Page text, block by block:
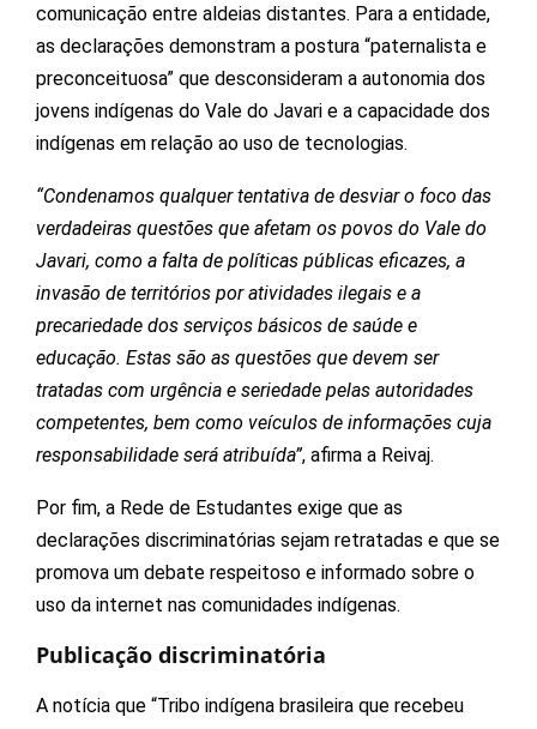
comunicação entre aldeias distantes. Para a entidade,
as declarações demonstram a postura “paternalista e
preconceituosa” que desconsideram a autonomia dos
jovens indígenas do Vale do Javari e a capacidade dos
indígenas em relação ao uso de tecnologias.
“Condenamos qualquer tentativa de desviar o foco das
verdadeiras questões que afetam os povos do Vale do
Javari, como a falta de políticas públicas eficazes, a
invasão de territórios por atividades ilegais e a
precariedade dos serviços básicos de saúde e
educação. Estas são as questões que devem ser
tratadas com urgência e seriedade pelas autoridades
competentes, bem como veículos de informações cuja
responsabilidade será atribuída”, afirma a Reivaj.
Por fim, a Rede de Estudantes exige que as
declarações discriminatórias sejam retratadas e que se
promova um debate respeitoso e informado sobre o
uso da internet nas comunidades indígenas.
Publicação discriminatória
A notícia que “Tribo indígena brasileira que recebeu